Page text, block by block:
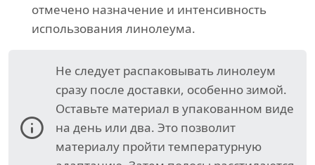
отмечено назначение и интенсивность
использования линолеума.
Не следует распаковывать линолеум
сразу после доставки, особенно зимой.
Оставьте материал в упакованном виде
на день или два. Это позволит
материалу пройти температурную